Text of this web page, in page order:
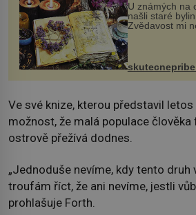
U známých na
našli staré
Zvědavost mi
jsem si z nich
na chalupě se
změnil v děsivý
Ve své knize, kterou představil letos
možnost, že malá populace člověka
ostrově přežívá dodnes.
„Jednoduše nevíme, kdy tento druh
troufám říct, že ani nevíme, jestli
prohlašuje Forth.